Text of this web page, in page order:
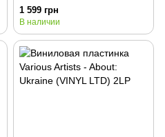
Скрябін (VINYL) LP
1 599 грн
В наличии